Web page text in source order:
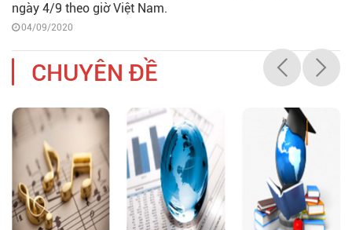
ngày 4/9 theo giờ Việt Nam.
04/09/2020
CHUYÊN ĐỀ